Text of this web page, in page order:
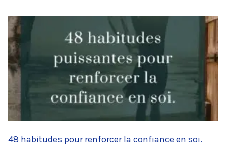
48 habitudes pour renforcer la confiance en soi.